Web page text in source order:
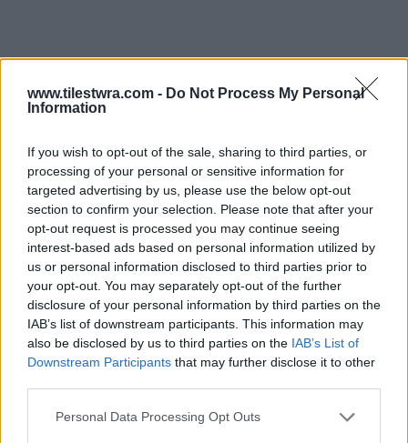
www.tilestwra.com - Do Not Process My Personal
Information
If you wish to opt-out of the sale, sharing to third parties, or
processing of your personal or sensitive information for
targeted advertising by us, please use the below opt-out
section to confirm your selection. Please note that after your
opt-out request is processed you may continue seeing
interest-based ads based on personal information utilized by
us or personal information disclosed to third parties prior to
your opt-out. You may separately opt-out of the further
disclosure of your personal information by third parties on the
IAB’s list of downstream participants. This information may
also be disclosed by us to third parties on the IAB’s List of
Downstream Participants that may further disclose it to other
Personal Data Processing Opt Outs